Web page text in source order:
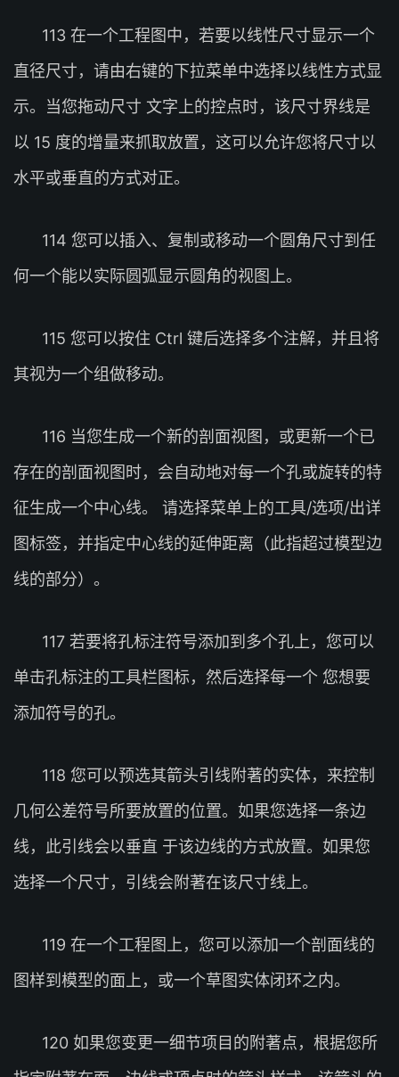
113 在一个工程图中，若要以线性尺寸显示一个
直径尺寸，请由右键的下拉菜单中选择以线性方式显
示。当您拖动尺寸 文字上的控点时，该尺寸界线是
以 15 度的增量来抓取放置，这可以允许您将尺寸以
水平或垂直的方式对正。
114 您可以插入、复制或移动一个圆角尺寸到任
何一个能以实际圆弧显示圆角的视图上。
115 您可以按住 Ctrl 键后选择多个注解，并且将
其视为一个组做移动。
116 当您生成一个新的剖面视图，或更新一个已
存在的剖面视图时，会自动地对每一个孔或旋转的特
征生成一个中心线。 请选择菜单上的工具/选项/出详
图标签，并指定中心线的延伸距离（此指超过模型边
线的部分）。
117 若要将孔标注符号添加到多个孔上，您可以
单击孔标注的工具栏图标，然后选择每一个 您想要
添加符号的孔。
118 您可以预选其箭头引线附著的实体，来控制
几何公差符号所要放置的位置。如果您选择一条边
线，此引线会以垂直 于该边线的方式放置。如果您
选择一个尺寸，引线会附著在该尺寸线上。
119 在一个工程图上，您可以添加一个剖面线的
图样到模型的面上，或一个草图实体闭环之内。
120 如果您变更一细节项目的附著点，根据您所